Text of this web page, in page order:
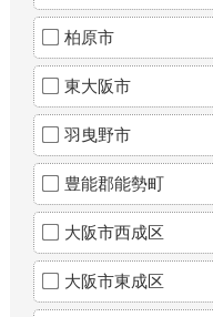
柏原市
東大阪市
羽曳野市
豊能郡能勢町
大阪市西成区
大阪市東成区